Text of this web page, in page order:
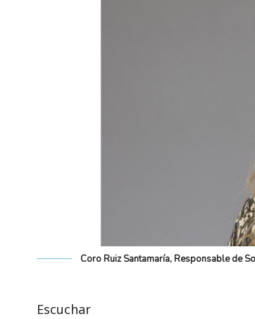
Coro Ruiz Santamaría, Responsable de
Escuchar